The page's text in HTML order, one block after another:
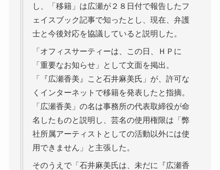
し、「移籍」は広瀬が２８日付で報告したフ
ェイスブック記事で知ったとし、現在、弁護
士と今後対応を協議していると説明した。
「オフィスサーティーは、この日、ＨＰに
「重要なお知らせ」として文面を掲出。
「『広瀬香美』こと石井麻美氏」が、許可な
くインターネットで移籍を発表したと指摘。
「広瀬香美」の名は事務所の代表取締役が命
名したものと説明し、芸名の使用権限は「弊
社所属アーティストとしての活動以外には使
用できません」と主張した。
そのうえで「石井麻美氏は、未だに『広瀬香